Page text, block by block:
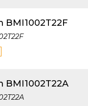
BMI1002T22A